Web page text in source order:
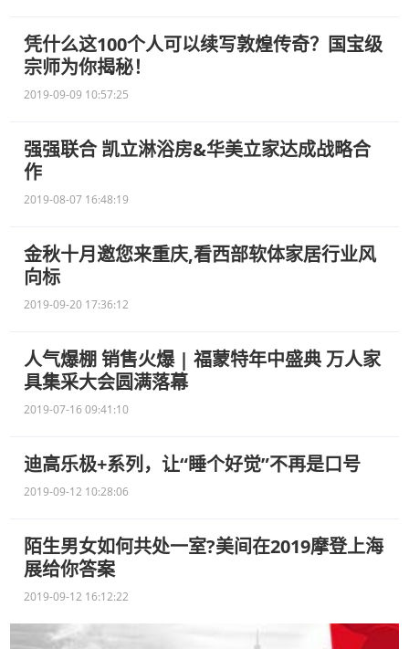
凭什么这100个人可以续写敦煌传奇？国宝级
宗师为你揭秘！
2019-09-09 10:57:25
强强联合 凯立淋浴房&华美立家达成战略合
作
2019-08-07 16:48:19
金秋十月邀您来重庆,看西部软体家居行业风
向标
2019-09-20 17:36:12
人气爆棚 销售火爆 | 福蒙特年中盛典 万人家
具集采大会圆满落幕
2019-07-16 09:41:10
迪高乐极+系列，让“睡个好觉”不再是口号
2019-09-12 10:28:06
陌生男女如何共处一室?美间在2019摩登上海
展给你答案
2019-09-12 16:12:22